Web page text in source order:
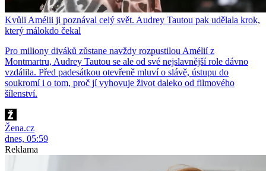
Kvůli Amélii ji poznával celý svět. Audrey Tautou pak udělala krok,
který málokdo čekal
Pro miliony diváků zůstane navždy rozpustilou Amélií z
Montmartru, Audrey Tautou se ale od své nejslavnější role dávno
vzdálila. Před padesátkou otevřeně mluví o slávě, ústupu do
soukromí i o tom, proč jí vyhovuje život daleko od filmového
šílenství.
Žena.cz
dnes, 05:59
Reklama